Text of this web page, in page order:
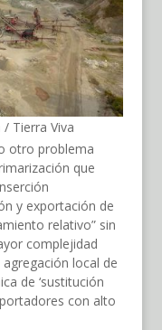
Tierra Viva
otro problema
que
y exportación de
relativo” sin
complejidad
local de
de ‘sustitución
con alto